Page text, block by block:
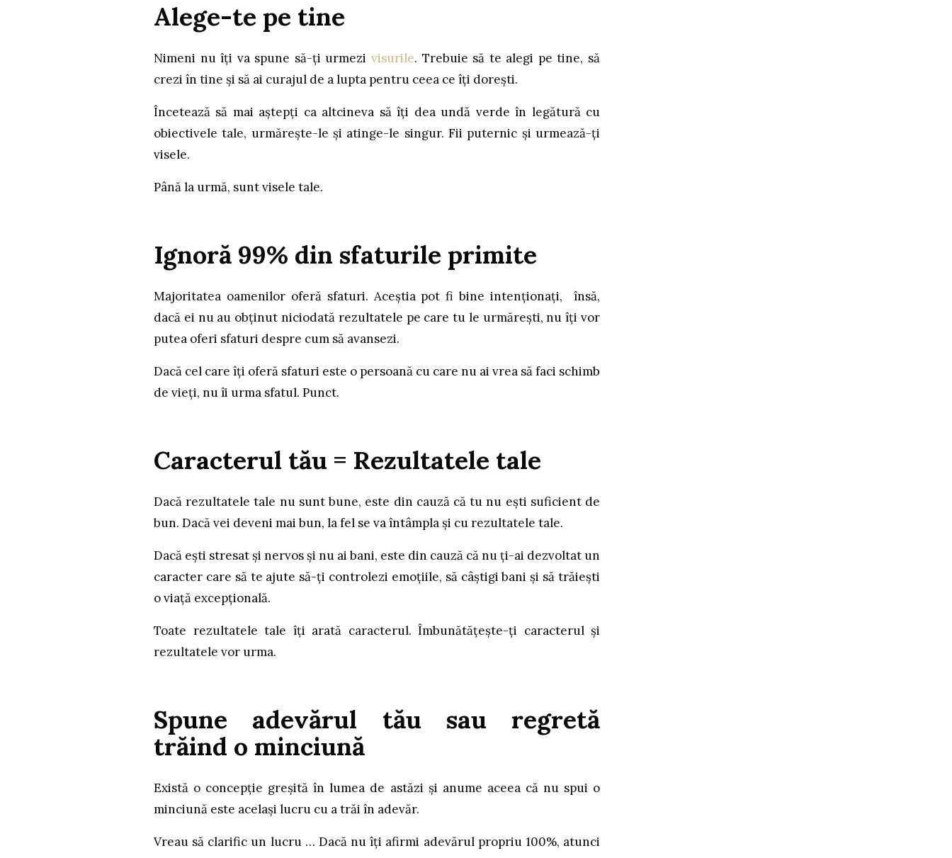
Alege-te pe tine
Nimeni nu îți va spune să-ți urmezi visurile. Trebuie să te alegi pe tine, să
crezi în tine și să ai curajul de a lupta pentru ceea ce îți dorești.
Încetează să mai aștepți ca altcineva să îți dea undă verde în legătură cu
obiectivele tale, urmărește-le și atinge-le singur. Fii puternic și urmează-ți
visele.
Până la urmă, sunt visele tale.
Ignoră 99% din sfaturile primite
Majoritatea oamenilor oferă sfaturi. Aceștia pot fi bine intenționați, însă,
dacă ei nu au obținut niciodată rezultatele pe care tu le urmărești, nu îți vor
putea oferi sfaturi despre cum să avansezi.
Dacă cel care îți oferă sfaturi este o persoană cu care nu ai vrea să faci schimb
de vieți, nu îi urma sfatul. Punct.
Caracterul tău = Rezultatele tale
Dacă rezultatele tale nu sunt bune, este din cauză că tu nu ești suficient de
bun. Dacă vei deveni mai bun, la fel se va întâmpla și cu rezultatele tale.
Dacă ești stresat și nervos și nu ai bani, este din cauză că nu ți-ai dezvoltat un
caracter care să te ajute să-ți controlezi emoțiile, să câștigi bani și să trăiești
o viață excepțională.
Toate rezultatele tale îți arată caracterul. Îmbunătățește-ți caracterul și
rezultatele vor urma.
Spune adevărul tău sau regretă
trăind o minciună
Există o concepție greșită în lumea de astăzi și anume aceea că nu spui o
minciună este același lucru cu a trăi în adevăr.
Vreau să clarific un lucru … Dacă nu îți afirmi adevărul propriu 100%, atunci